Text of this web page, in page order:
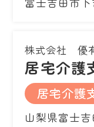
株式会社 優
居宅介
居宅介護
山梨県富士